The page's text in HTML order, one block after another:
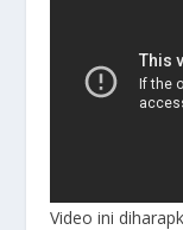
Video ini